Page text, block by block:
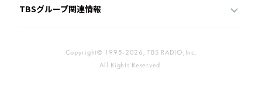
TBSグループ関連情報
Copyright© 1995-2026, TBS RADIO,Inc.
All Rights Reserved.